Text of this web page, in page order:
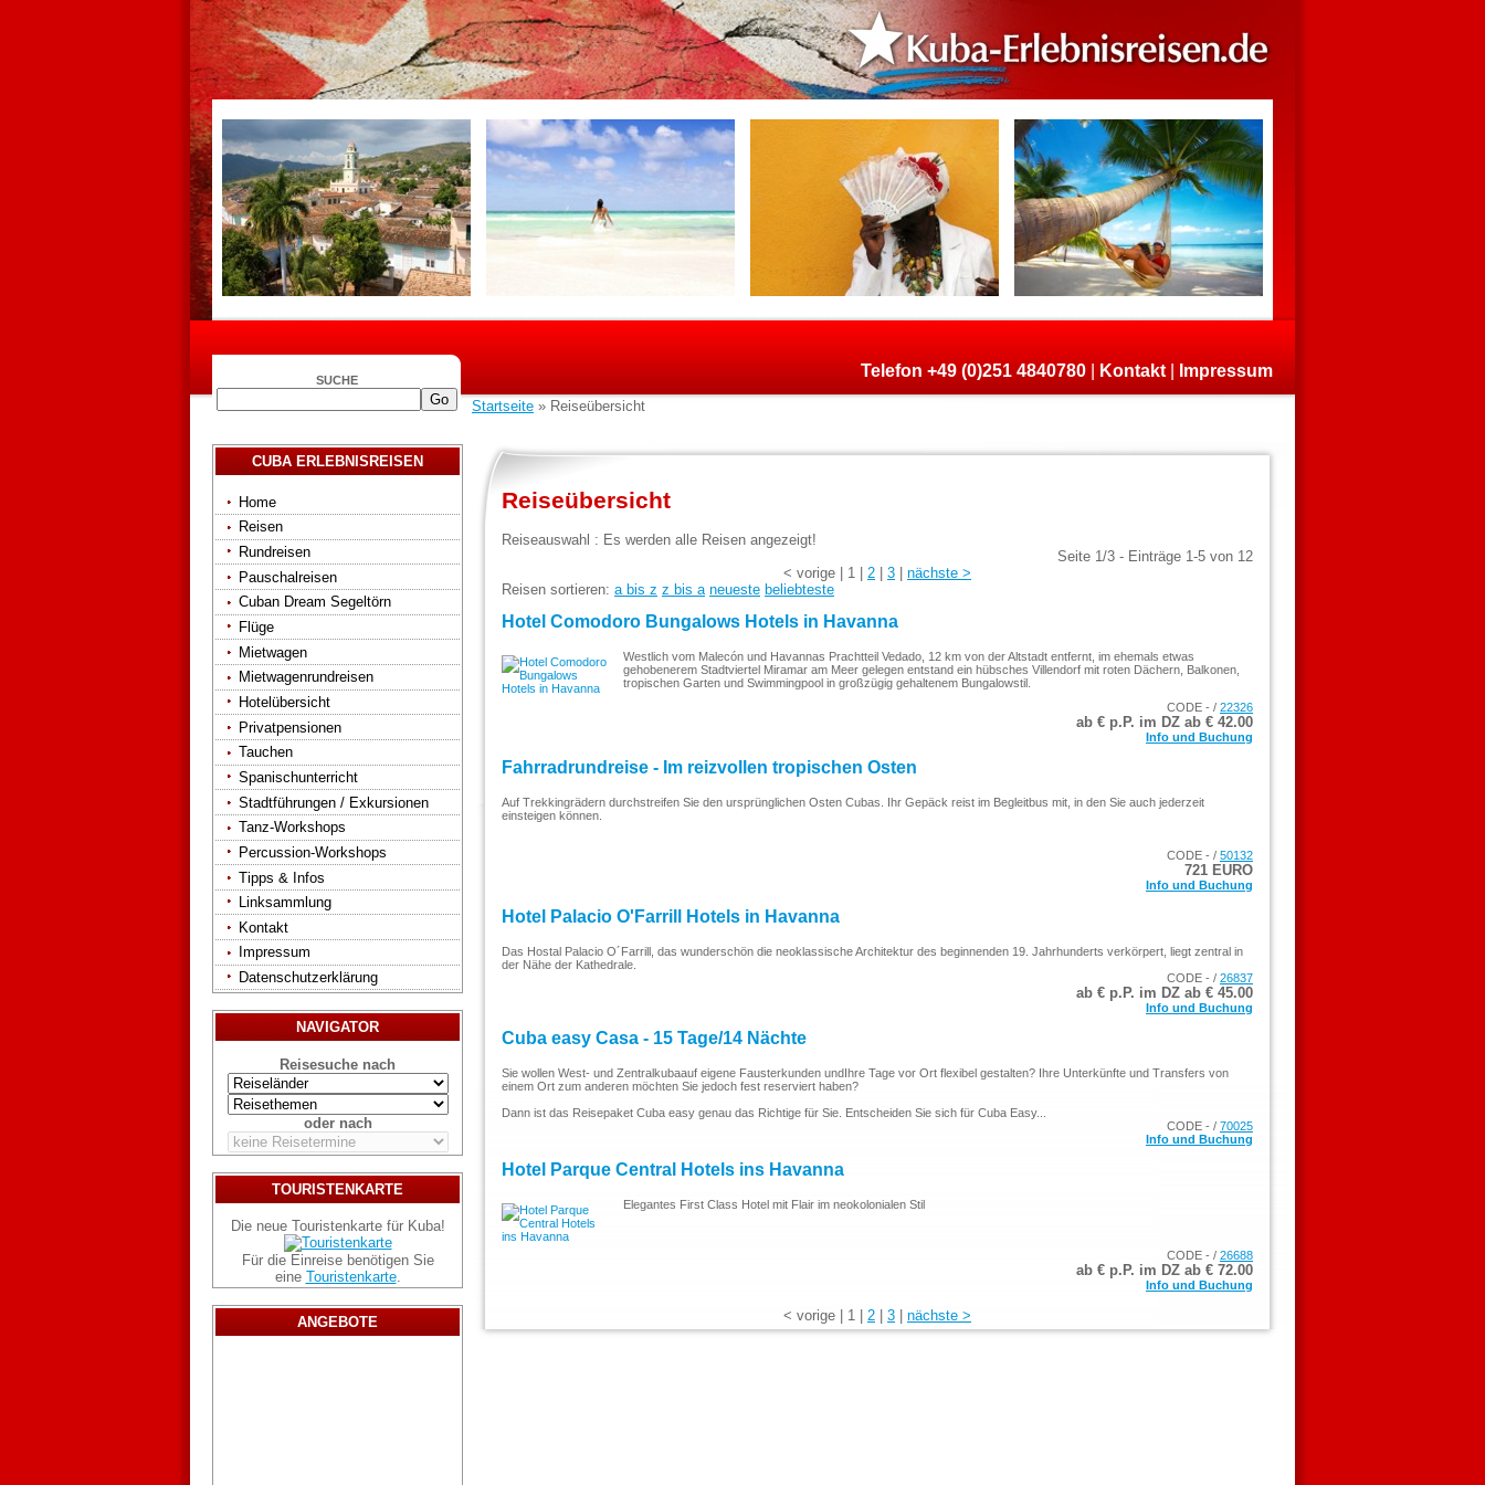
SUCHE Telefon +49 (0)251 4840780 Kontakt Impressum
Startseite » Reiseübersicht
CUBA ERLEBNISREISEN
Home
Reisen
Rundreisen
Pauschalreisen
Cuban Dream Segeltörn
Flüge
Mietwagen
Mietwagenrundreisen
Hotelübersicht
Privatpensionen
Tauchen
Spanischunterricht
Stadtführungen / Exkursionen
Tanz-Workshops
Percussion-Workshops
Tipps & Infos
Linksammlung
Kontakt
Impressum
Datenschutzerklärung
NAVIGATOR
Reisesuche nach
oder nach
TOURISTENKARTE
Die neue Touristenkarte für Kuba!
Für die Einreise benötigen Sie
eine Touristenkarte.
ANGEBOTE
Reiseübersicht
Reiseauswahl : Es werden alle Reisen angezeigt!
Seite 1/3 - Einträge 1-5 von 12
< vorige | 1 | 2 | 3 | nächste >
Reisen sortieren: a bis z z bis a neueste beliebteste
Hotel Comodoro Bungalows Hotels in Havanna
Westlich vom Malecón und Havannas Prachtteil Vedado, 12 km von der Altstadt entfernt, im ehemals etwas
gehobenerem Stadtviertel Miramar am Meer gelegen entstand ein hübsches Villendorf mit roten Dächern, Balkonen,
tropischen Garten und Swimmingpool in großzügig gehaltenem Bungalowstil.
CODE - / 22326
ab € p.P. im DZ ab € 42.00
Info und Buchung
Fahrradrundreise - Im reizvollen tropischen Osten
Auf Trekkingrädern durchstreifen Sie den ursprünglichen Osten Cubas. Ihr Gepäck reist im Begleitbus mit, in den Sie auch jederzeit
einsteigen können.
CODE - / 50132
721 EURO
Info und Buchung
Hotel Palacio O'Farrill Hotels in Havanna
Das Hostal Palacio O´Farrill, das wunderschön die neoklassische Architektur des beginnenden 19. Jahrhunderts verkörpert, liegt zentral in
der Nähe der Kathedrale.
CODE - / 26837
ab € p.P. im DZ ab € 45.00
Info und Buchung
Cuba easy Casa - 15 Tage/14 Nächte
Sie wollen West- und Zentralkubaauf eigene Fausterkunden undIhre Tage vor Ort flexibel gestalten? Ihre Unterkünfte und Transfers von
einem Ort zum anderen möchten Sie jedoch fest reserviert haben?
Dann ist das Reisepaket Cuba easy genau das Richtige für Sie. Entscheiden Sie sich für Cuba Easy...
CODE - / 70025
Info und Buchung
Hotel Parque Central Hotels ins Havanna
Elegantes First Class Hotel mit Flair im neokolonialen Stil
CODE - / 26688
ab € p.P. im DZ ab € 72.00
Info und Buchung
< vorige | 1 | 2 | 3 | nächste >